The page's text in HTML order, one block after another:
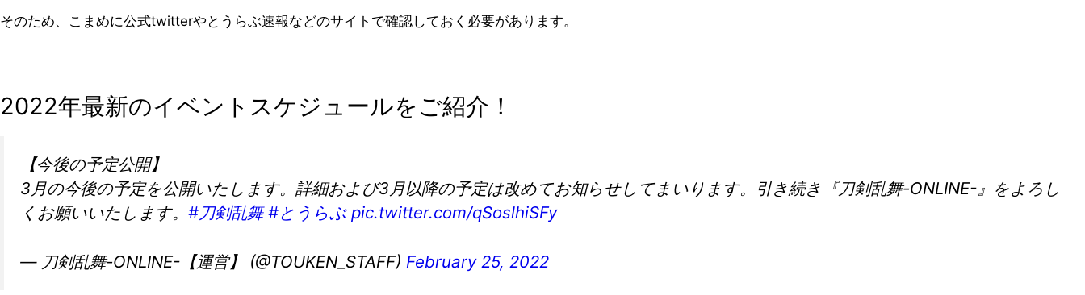
そのため、こまめに公式twitterやとうらぶ速報などのサイトで確認しておく必要があります。
2022年最新のイベントスケジュールをご紹介！
【今後の予定公開】
3月の今後の予定を公開いたします。詳細および3月以降の予定は改めてお知らせしてまいります。引き続き『刀剣乱舞-ONLINE-』をよろし
くお願いいたします。 #刀剣乱舞 #とうらぶ pic.twitter.com/qSoslhiSFy
— 刀剣乱舞-ONLINE-【運営】 (@TOUKEN_STAFF) February 25, 2022